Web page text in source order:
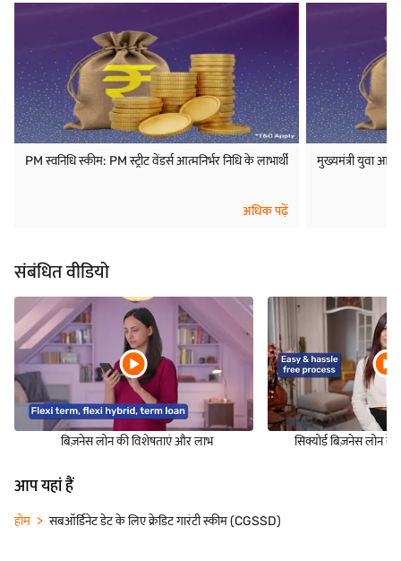
PM स्वनिधि स्कीम: PM स्ट्रीट वेंडर्स आत्मनिर्भर निधि के लाभार्थी
अधिक पढ़ें
मुख्यमंत्री युवा आर्य
संबंधित वीडियो
बिज़नेस लोन की विशेषताएं और लाभ सिक्योर्ड बिज़नेस लोन
आप यहां हैं
होम सबऑर्डिनेट डेट के लिए क्रेडिट गारंटी स्कीम (CGSSD)